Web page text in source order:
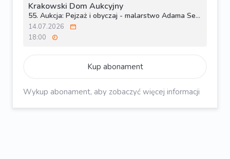
Krakowski Dom Aukcyjny
55. Aukcja: Pejzaż i obyczaj - malarstwo Adama Setkowicza
14.07.2026
18:00
Kup abonament
Wykup abonament, aby zobaczyć więcej informacji